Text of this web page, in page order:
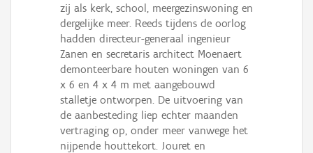
zij als kerk, school, meergezinswoning en
dergelijke meer. Reeds tijdens de oorlog
hadden directeur-generaal ingenieur
Zanen en secretaris architect Moenaert
demonteerbare houten woningen van 6
x 6 en 4 x 4 m met aangebouwd
stalletje ontworpen. De uitvoering van
de aanbesteding liep echter maanden
vertraging op, onder meer vanwege het
nijpende houttekort. Jouret en